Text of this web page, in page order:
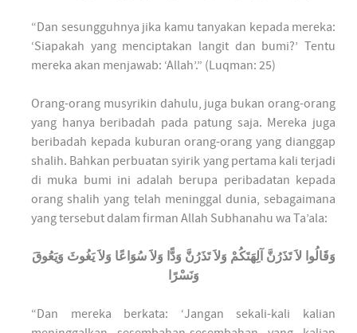
“Dan sesungguhnya jika kamu tanyakan kepada mereka:
‘Siapakah yang menciptakan langit dan bumi?’ Tentu
mereka akan menjawab: ‘Allah’.” (Luqman: 25)
Orang-orang musyrikin dahulu, juga bukan orang-orang
yang hanya beribadah pada patung saja. Mereka juga
beribadah kepada kuburan orang-orang yang dianggap
shalih. Bahkan perbuatan syirik yang pertama kali terjadi
di muka bumi ini adalah berupa peribadatan kepada
orang shalih yang telah meninggal dunia, sebagaimana
yang tersebut dalam firman Allah Subhanahu wa Ta’ala:
وَقَالُوا لاَ تَذَرُنَّ آلِهَتَكُمْ وَلاَ تَذَرُنَّ وَدًّا وَلاَ سُوَاعًا وَلاَ يَغُوثَ وَيَعُوقَ
وَنَسْرًا
“Dan mereka berkata: ‘Jangan sekali-kali kalian